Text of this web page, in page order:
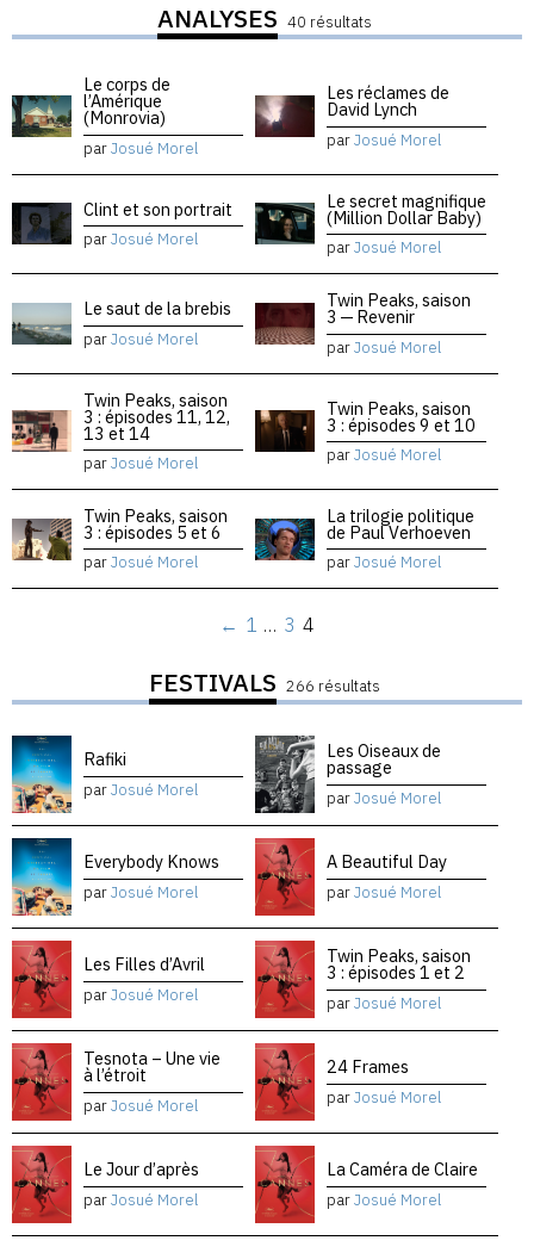
ANALYSES 40 résultats
Le corps de
l’Amérique
(Monrovia)
parJosué Morel
Les réclames de
David Lynch
parJosué Morel
Clint et son portrait
parJosué Morel
Le secret magnifique
(Million Dollar Baby)
parJosué Morel
Le saut de la brebis
parJosué Morel
Twin Peaks, saison
3 — Revenir
parJosué Morel
Twin Peaks, saison
3 : épisodes 11, 12,
13 et 14
parJosué Morel
Twin Peaks, saison
3 : épisodes 9 et 10
parJosué Morel
Twin Peaks, saison
3 : épisodes 5 et 6
parJosué Morel
La trilogie politique
de Paul Verhoeven
parJosué Morel
← 1 … 3 4
FESTIVALS 266 résultats
Rafiki
parJosué Morel
Les Oiseaux de
passage
parJosué Morel
Everybody Knows
parJosué Morel
A Beautiful Day
parJosué Morel
Les Filles d’Avril
parJosué Morel
Twin Peaks, saison
3 : épisodes 1 et 2
parJosué Morel
Tesnota – Une vie
à l’étroit
parJosué Morel
24 Frames
parJosué Morel
Le Jour d’après
parJosué Morel
La Caméra de Claire
parJosué Morel